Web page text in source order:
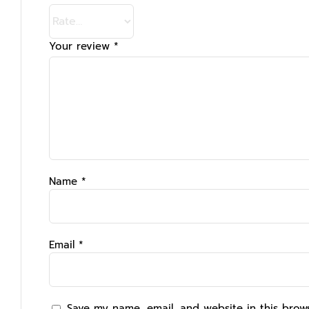
Your review *
Name *
Email *